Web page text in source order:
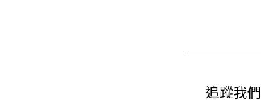
追蹤我們